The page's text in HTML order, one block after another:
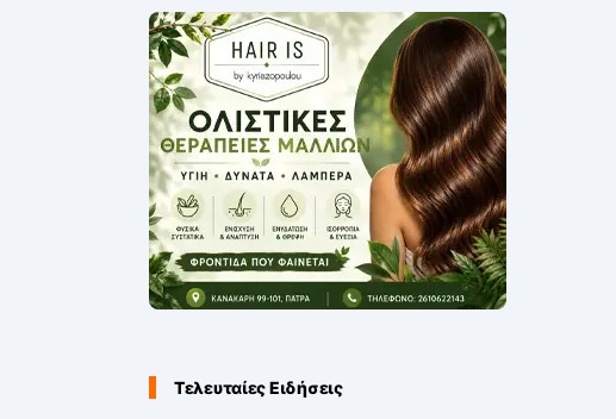
Τελευταίες Ειδήσεις